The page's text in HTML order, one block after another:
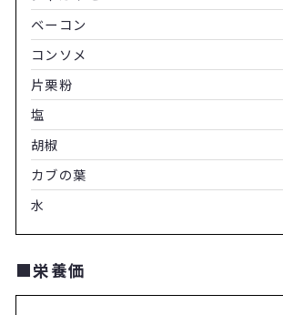
ベーコン
コンソメ
片栗粉
塩
胡椒
カブの葉
水
■栄養価